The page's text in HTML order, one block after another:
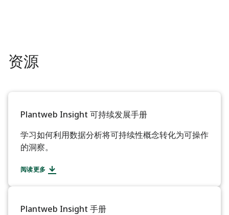
资源
Plantweb Insight 可持续发展手册​
学习如何利用数据分析将可持续性概念转化为可操作
的洞察。 ​
阅读更多
Plantweb Insight 手册​